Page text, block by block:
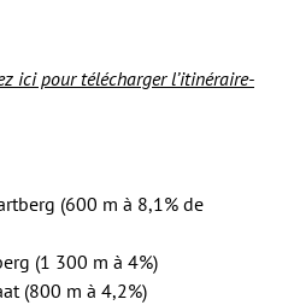
ici pour télécharger l’itinéraire-
(600 m à 8,1% de
(1 300 m à 4%)
(800 m à 4,2%)